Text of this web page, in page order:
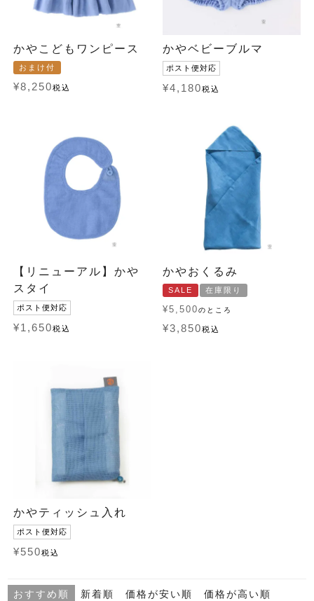
かやこどもワンピース
おまけ付
¥8,250税込
かやベビーブルマ
ポスト便対応
¥4,180税込
【リニューアル】かや
スタイ
ポスト便対応
¥1,650税込
かやおくるみ
SALE 在庫限り
¥5,500のところ
¥3,850税込
かやティッシュ入れ
ポスト便対応
¥550税込
おすすめ順 新着順 価格が安い順 価格が高い順